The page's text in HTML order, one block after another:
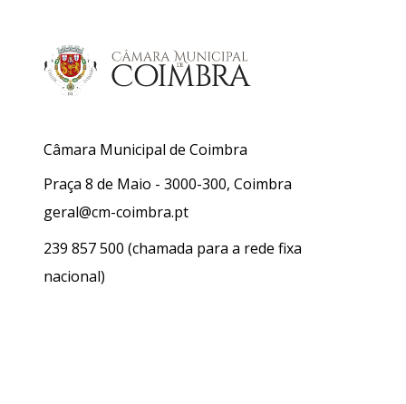
Câmara Municipal de Coimbra
Praça 8 de Maio - 3000-300, Coimbra
geral@cm-coimbra.pt
239 857 500 (chamada para a rede fixa
nacional)